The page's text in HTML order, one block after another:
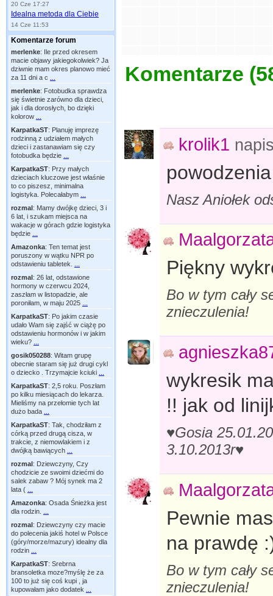
20 Cze 17:27
Idealna metoda dla Ciebie
14 Cze 11:53
Komentarze forum
merlenke: Ile przed okresem
macie objawy jakiegokolwiek? Ja
dziwnie mam okres planowo mieć
za 11 dni a c
merlenke: Fotobudka sprawdza
się świetnie zarówno dla dzieci,
jak i dla dorosłych, bo dzięki
kolorow
KarpatkaST: Planuję imprezę
rodzinną z udziałem małych
dzieci i zastanawiam się czy
fotobudka będzie
KarpatkaST: Przy małych
dzieciach kluczowe jest właśnie
to co piszesz, minimalna
logistyka. Polecałabym
rozmal: Mamy dwójkę dzieci, 3 i
6 lat, i szukam miejsca na
wakacje w górach gdzie logistyka
będzie
Amazonka: Ten temat jest
poruszony w wątku NPR po
odstawieniu tabletek.
rozmal: 26 lat, odstawione
hormony w czerwcu 2024,
zaszłam w listopadzie, ale
poroniłam, w maju 2025
KarpatkaST: Po jakim czasie
udało Wam się zajść w ciążę po
odstawieniu hormonów i w jakim
wieku?
gosik050288: Witam grupę
obecnie staram się już drugi cykl
o dziecko . Trzymajcie kciuki
KarpatkaST: 2,5 roku. Poszłam
po kilku miesiącach do lekarza.
Mieliśmy na przełomie tych lat
dużo bada
KarpatkaST: Tak, chodziłam z
córką przed drugą cisza, w
trakcie, z niemowlakiem i z
dwójką bawiących
rozmal: Dziewczyny, Czy
chodzicie ze swoimi dziećmi do
salek zabaw ? Mój synek ma 2
lata (
Amazonka: Osada Śnieżka jest
dla rodzin.
rozmal: Dziewczyny czy macie
do polecenia jakiś hotel w Polsce
(góry/morze/mazury) idealny dla
rodzin
KarpatkaST: Srebrna
bransoletka moze?myślę że za
100 to już się coś kupi , ja
kupowałam jako dodatek
Komentarze (
krolik1
powodzenia
Nasz Aniołek
Piękny
Bo w tym cały
znieczulenia!
wykresik
!! jak od
♥Gosia
3.10.2013r♥
Pewnie
na prawdę
Bo w tym cały
znieczulenia!